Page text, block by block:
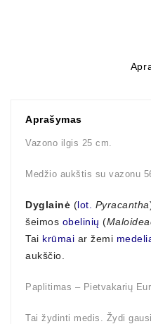
Aprašymas
Vazono ilgis 25 cm.
Medžio aukštis su vazonu
Dyglainė (lot. Pyracantha
šeimos obelinių (
Tai krūmai ar žemi
aukščio.
Paplitimas – Pietvakarių
Tai žydinti medis. Žydi